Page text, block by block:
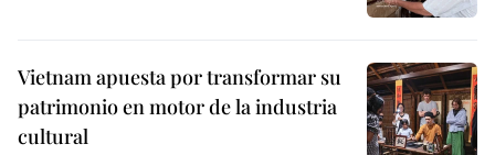
Vietnam apuesta por transformar su
patrimonio en motor de la industria
cultural